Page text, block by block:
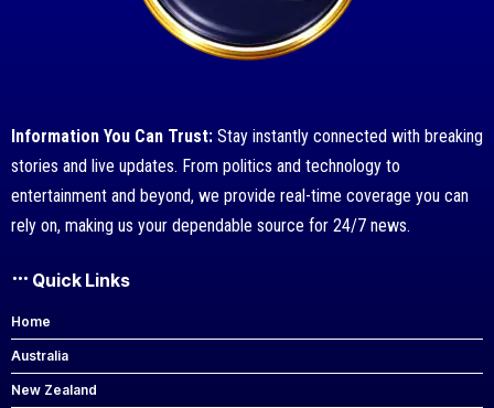
Information You Can Trust: Stay instantly connected with breaking
stories and live updates. From politics and technology to
entertainment and beyond, we provide real-time coverage you can
rely on, making us your dependable source for 24/7 news.
Quick Links
Home
Australia
New Zealand